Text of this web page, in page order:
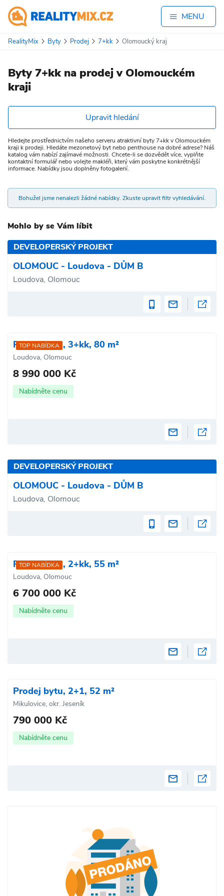
MENU
RealityMix Byty Prodej 7+kk Olomoucký kraj
Byty 7+kk na prodej v Olomouckém
kraji
Upravit hledání
Hledejte prostřednictvím našeho serveru atraktivní byty 7+kk v Olomouckém
kraji k prodeji. Hledáte mezonetový byt nebo penthouse na dobré adrese? Náš
katalog vám nabízí zajímavé možnosti. Chcete-li se dozvědět více, vyplňte
kontaktní formulář nebo volejte makléři, který vám poskytne konkrétnější
informace. Nabídky jsou doplněny fotogalerií.
Bohužel jsme nenalezli žádné nabídky. Zkuste upravit filtr vyhledávání.
Mohlo by se Vám líbit
DEVELOPERSKÝ PROJEKT
OLOMOUC - Loudova - DŮM B
Loudova, Olomouc
TOP NABÍDKA
Prodej bytu, 3+kk, 80 m²
Loudova, Olomouc
8 990 000 Kč
Nabídněte cenu
DEVELOPERSKÝ PROJEKT
OLOMOUC - Loudova - DŮM B
Loudova, Olomouc
TOP NABÍDKA
Prodej bytu, 2+kk, 55 m²
Loudova, Olomouc
6 700 000 Kč
Nabídněte cenu
Prodej bytu, 2+1, 52 m²
Mikulovice, okr. Jeseník
790 000 Kč
Nabídněte cenu